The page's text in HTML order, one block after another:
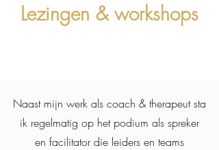
Lezingen & workshops
Naast mijn werk als coach & therapeut sta
ik regelmatig op het podium als spreker
en facilitator die leiders en teams